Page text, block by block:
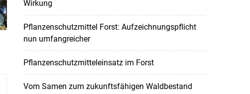
Wirkung
Pflanzenschutzmittel Forst: Aufzeichnungspflicht
nun umfangreicher
Pflanzenschutzmitteleinsatz im Forst
Vom Samen zum zukunftsfähigen Waldbestand